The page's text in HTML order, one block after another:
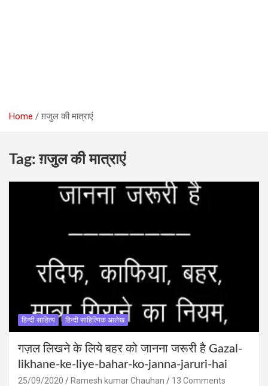
Home ग़जुल की मात्राएं
Tag:ग़जुल की मात्राएं
हिन्दी साहित्य हिन्दी साहित्यिक आलेख
गज़ल लिखने के लिये बहर को जानना जरूरी है Gazal-
likhane-ke-liye-bahar-ko-janna-jaruri-hai
25/09/2020 Ramesh kumar Chauhan
13 Comments